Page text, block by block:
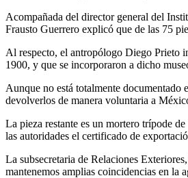
Acompañada del director general del
Frausto Guerrero explicó que de las 75
Al respecto, el antropólogo Diego Prieto
1900, y que se incorporaron a dicho
Aunque no está totalmente
devolverlos de manera voluntaria a
La pieza restante es un mortero trípode
las autoridades el certificado de
La subsecretaria de Relaciones
mantenemos amplias coincidencias en la